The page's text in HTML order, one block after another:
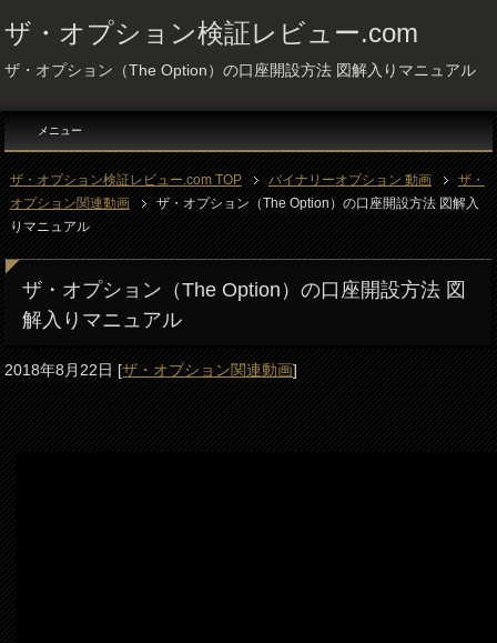
ザ・オプション検証レビュー.com
ザ・オプション（The Option）の口座開設方法 図解入りマニュアル
メニュー
ザ・オプション検証レビュー.com TOP バイナリーオプション 動画
ザ・
オプション関連動画
ザ・オプション（The Option）の口座開設方法 図解入
りマニュアル
ザ・オプション（The Option）の口座開設方法 図
解入りマニュアル
2018年8月22日[ザ・オプション関連動画]